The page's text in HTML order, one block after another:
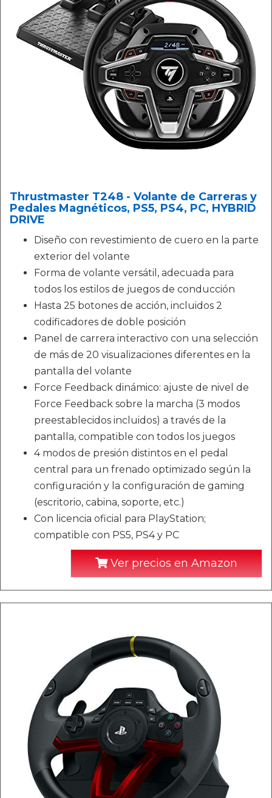
Thrustmaster T248 - Volante de Carreras y
Pedales Magnéticos, PS5, PS4, PC, HYBRID
DRIVE
Diseño con revestimiento de cuero en la parte
exterior del volante
Forma de volante versátil, adecuada para
todos los estilos de juegos de conducción
Hasta 25 botones de acción, incluidos 2
codificadores de doble posición
Panel de carrera interactivo con una selección
de más de 20 visualizaciones diferentes en la
pantalla del volante
Force Feedback dinámico: ajuste de nivel de
Force Feedback sobre la marcha (3 modos
preestablecidos incluidos) a través de la
pantalla, compatible con todos los juegos
4 modos de presión distintos en el pedal
central para un frenado optimizado según la
configuración y la configuración de gaming
(escritorio, cabina, soporte, etc.)
Con licencia oficial para PlayStation;
compatible con PS5, PS4 y PC
Ver precios en Amazon